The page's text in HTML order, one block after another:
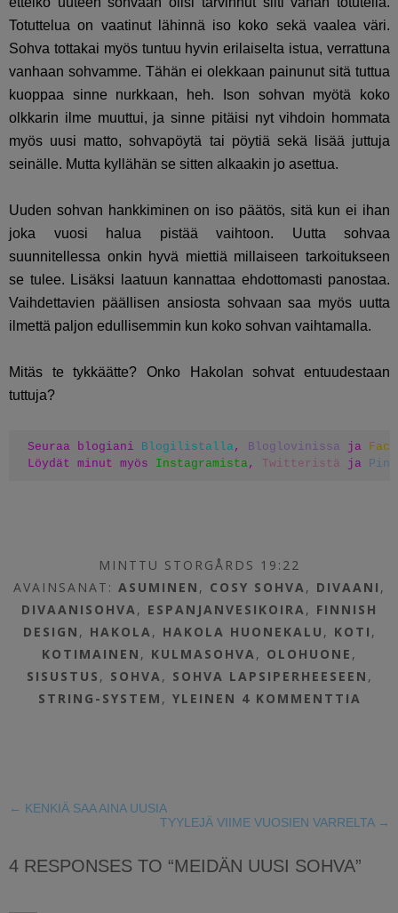
Totuttelua on vaatinut lähinnä iso koko sekä vaalea väri.
Sohva tottakai myös tuntuu hyvin erilaiselta istua, verrattuna
vanhaan sohvamme. Tähän ei olekkaan painunut sitä tuttua
kuoppaa sinne nurkkaan, heh. Ison sohvan myötä koko
olkkarin ilme muuttui, ja sinne pitäisi nyt vihdoin hommata
myös uusi matto, sohvapöytä tai pöytiä sekä lisää juttuja
seinälle. Mutta kyllähän se sitten alkaakin jo asettua.
Uuden sohvan hankkiminen on iso päätös, sitä kun ei ihan
joka vuosi halua pistää vaihtoon. Uutta sohvaa
suunnitellessa onkin hyvä miettiä millaiseen tarkoitukseen
se tulee. Lisäksi laatuun kannattaa ehdottomasti panostaa.
Vaihdettavien päällisen ansiosta sohvaan saa myös uutta
ilmettä paljon edullisemmin kun koko sohvan vaihtamalla.
Mitäs te tykkäätte? Onko Hakolan sohvat entuudestaan
tuttuja?
Seuraa blogiani Blogilistalla, Bloglovinissa ja
Löydät minut myös Instagramista, Twitteristä ja
MINTTU STORGÅRDS 19:22
AVAINSANAT:ASUMINEN , COSY SOHVA, DIVAANI ,
DIVAANISOHVA, ESPANJANVESIKOIRA, FINNISH
DESIGN , HAKOLA, HAKOLA HUONEKALU , KOTI ,
KOTIMAINEN , KULMASOHVA, OLOHUONE ,
SISUSTUS , SOHVA, SOHVA LAPSIPERHEESEEN ,
STRING-SYSTEM , YLEINEN 4 KOMMENTTIA
← KENKIÄ SAA AINA UUSIA
TYYLEJÄ VIIME VUOSIEN VARRELTA →
4 RESPONSES TO “MEIDÄN UUSI SOHVA”